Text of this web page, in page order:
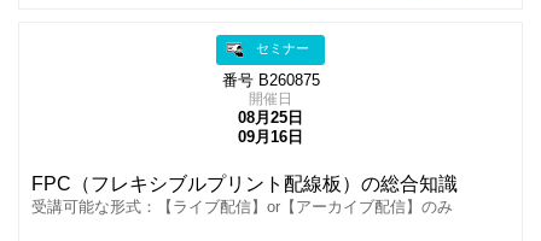
セミナー
番号 B260875
開催日
08月25日
09月16日
FPC（フレキシブルプリント配線板）の総合知識
受講可能な形式：【ライブ配信】or【アーカイブ配信】のみ